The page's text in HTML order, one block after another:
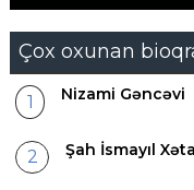
Çox oxunan
Nizami Gəncəvi
Şah İsmayıl